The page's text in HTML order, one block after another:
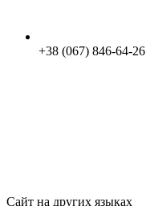
+38 (067) 846-64-26
Сайт на других языках